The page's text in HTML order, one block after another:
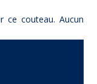
ce couteau. Aucun